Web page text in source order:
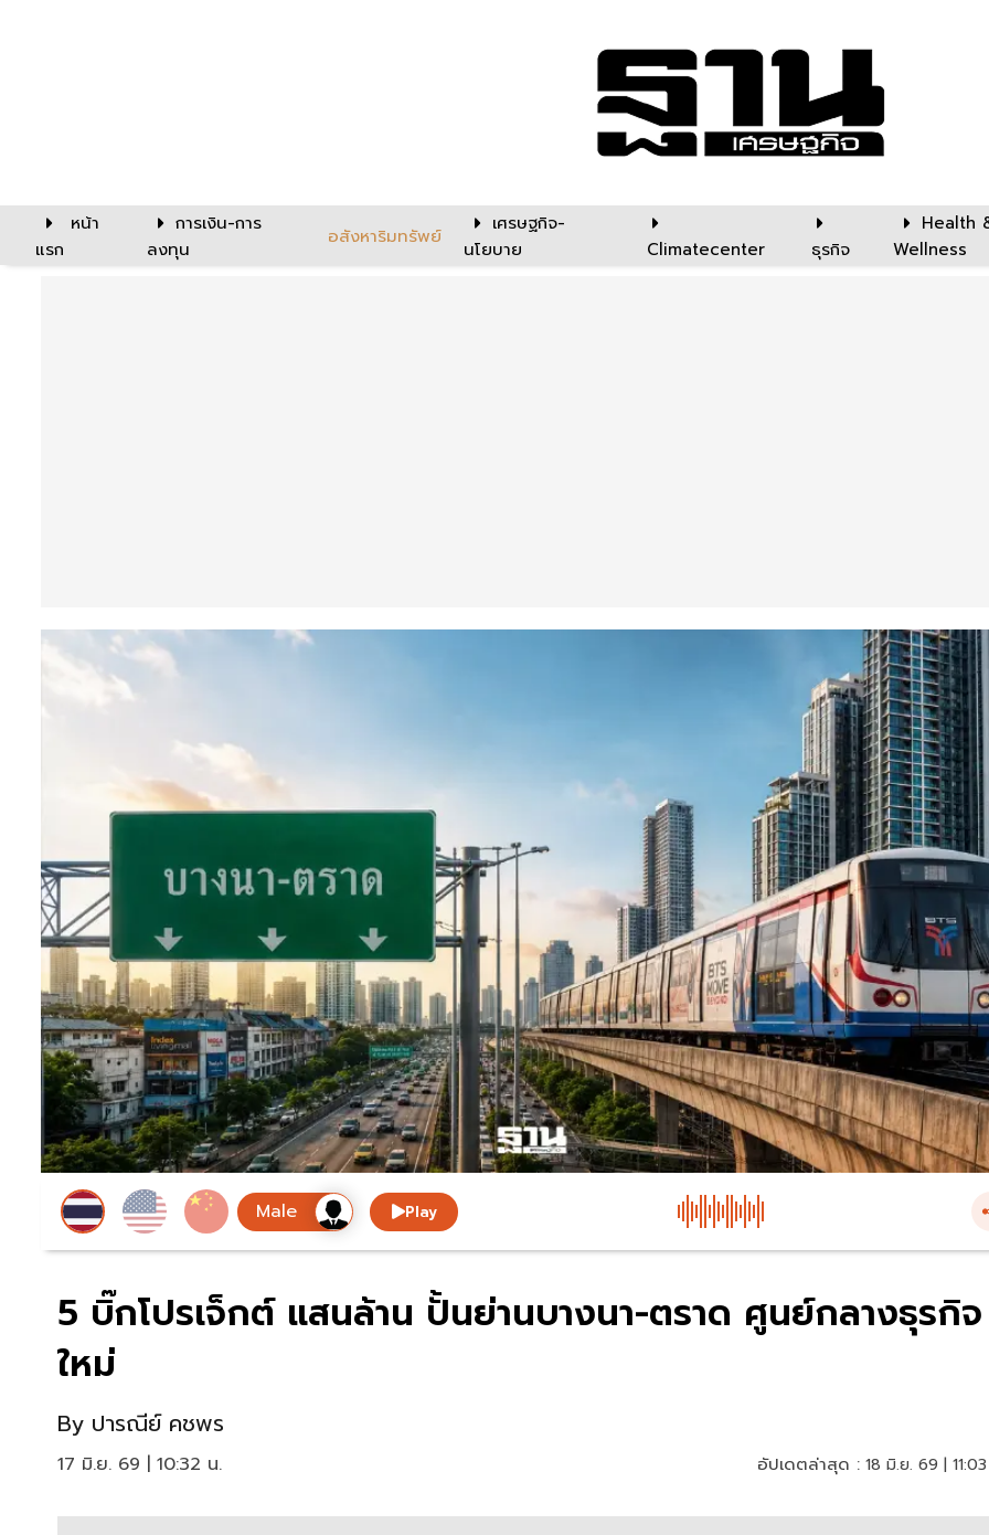
หน้า
แรก
การเงิน-การ
ลงทุน
อสังหาริมทรัพย์
เศรษฐกิจ-
นโยบาย
Climatecenter ธุรกิจ
Health
Wellness
Play
5 บิ๊กโปรเจ็กต์ แสนล้าน ปั้นย่านบางนา-ตราด ศูนย์กลางธุรกิจ
ใหม่
By ปารณีย์ คชพร
17 มิ.ย. 69 | 10:32 น. อัปเดตล่าสุด : 18 มิ.ย. 69 |